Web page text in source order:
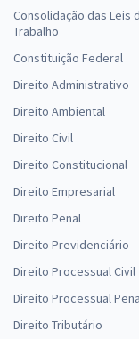
Consolidação das Leis
Trabalho
Constituição Federal
Direito Administrativo
Direito Ambiental
Direito Civil
Direito Constitucional
Direito Empresarial
Direito Penal
Direito Previdenciário
Direito Processual Civil
Direito Processual
Direito Tributário